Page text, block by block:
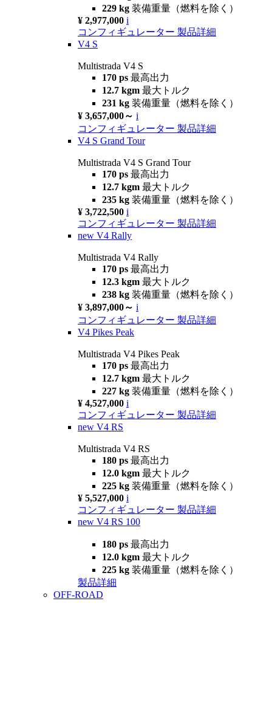
229 kg 装備重量（燃料を除く）
¥ 2,977,000 i
コンフィギュレーター 製品詳細
V4 S
Multistrada V4 S
170 ps 最高出力
12.7 kgm 最大トルク
231 kg 装備重量（燃料を除く）
¥ 3,657,000～ i
コンフィギュレーター 製品詳細
V4 S Grand Tour
Multistrada V4 S Grand Tour
170 ps 最高出力
12.7 kgm 最大トルク
235 kg 装備重量（燃料を除く）
¥ 3,722,500 i
コンフィギュレーター 製品詳細
new V4 Rally
Multistrada V4 Rally
170 ps 最高出力
12.3 kgm 最大トルク
238 kg 装備重量（燃料を除く）
¥ 3,897,000～ i
コンフィギュレーター 製品詳細
V4 Pikes Peak
Multistrada V4 Pikes Peak
170 ps 最高出力
12.7 kgm 最大トルク
227 kg 装備重量（燃料を除く）
¥ 4,527,000 i
コンフィギュレーター 製品詳細
new V4 RS
Multistrada V4 RS
180 ps 最高出力
12.0 kgm 最大トルク
225 kg 装備重量（燃料を除く）
¥ 5,527,000 i
コンフィギュレーター 製品詳細
new V4 RS 100
180 ps 最高出力
12.0 kgm 最大トルク
225 kg 装備重量（燃料を除く）
製品詳細
OFF-ROAD